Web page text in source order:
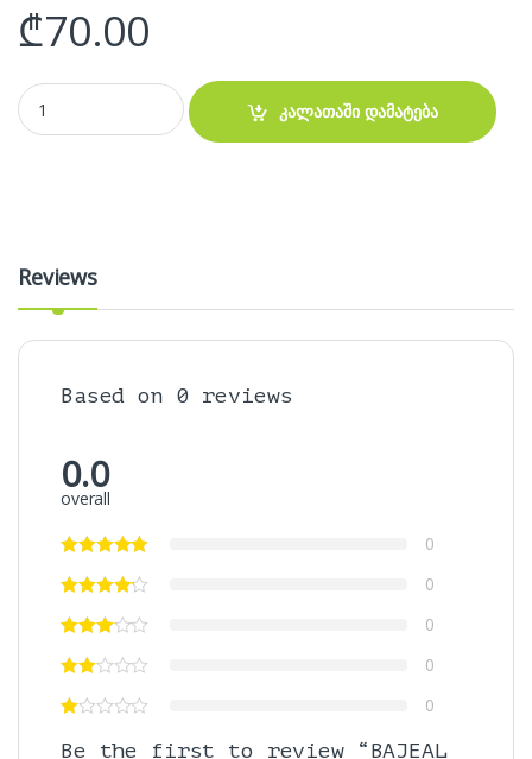
₾70.00
BAJEAL K100 მექანიკური White and BlueMechanical Gaming
კალათაში დამატება
Reviews
Based on 0 reviews
0.0
overall
0
0
0
0
0
Be the first to review “BAJEAL